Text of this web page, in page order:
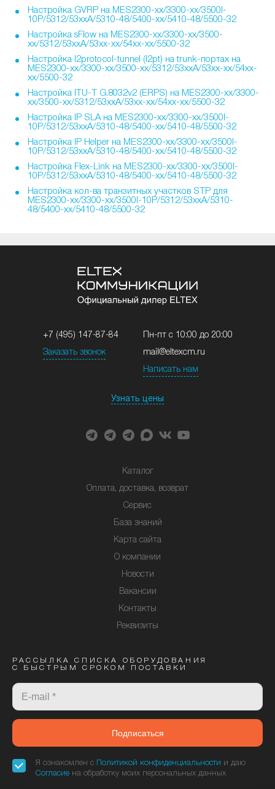
Настройка GVRP на MES2300-xx/3300-xx/3500I-
10P/5312/53xxA/5310-48/5400-xx/5410-48/5500-32
Настройка sFlow на MES2300-xx/3300-xx/3500-
xx/5312/53xxA/53xx-xx/54xx-xx/5500-32
Настройка l2protocol-tunnel (l2pt) на trunk-портах на
MES2300-xx/3300-xx/3500-xx/5312/53xxA/53xx-xx/54xx-
xx/5500-32
Настройка ITU-T G.8032v2 (ERPS) на MES2300-xx/3300-
xx/3500-xx/5312/53xxA/53xx-xx/54xx-xx/5500-32
Настройка IP SLA на MES2300-xx/3300-xx/3500I-
10P/5312/53xxA/5310-48/5400-xx/5410-48/5500-32
Настройка IP Helper на MES2300-xx/3300-xx/3500I-
10P/5312/53xxA/5310-48/5400-xx/5410-48/5500-32
Настройка Flex-Link на MES2300-xx/3300-xx/3500I-
10P/5312/53xxA/5310-48/5400-xx/5410-48/5500-32
Настройка кол-ва транзитных участков STP для
MES2300-xx/3300-xx/3500I-10P/5312/53xxA/5310-
48/5400-xx/5410-48/5500-32
+7 (495) 147-87-84
Заказать звонок
Пн-пт с 10:00 до 20:00
mail@eltexcm.ru
Написать нам
Узнать цены
Каталог
Оплата, доставка, возврат
Сервис
База знаний
Карта сайта
О компании
Новости
Вакансии
Контакты
Реквизиты
РАССЫЛКА СПИСКА ОБОРУДОВАНИЯ
С БЫСТРЫМ СРОКОМ ПОСТАВКИ
Подписаться
Я ознакомлен с Политикой конфиденциальности и даю
Согласие на обработку моих персональных данных